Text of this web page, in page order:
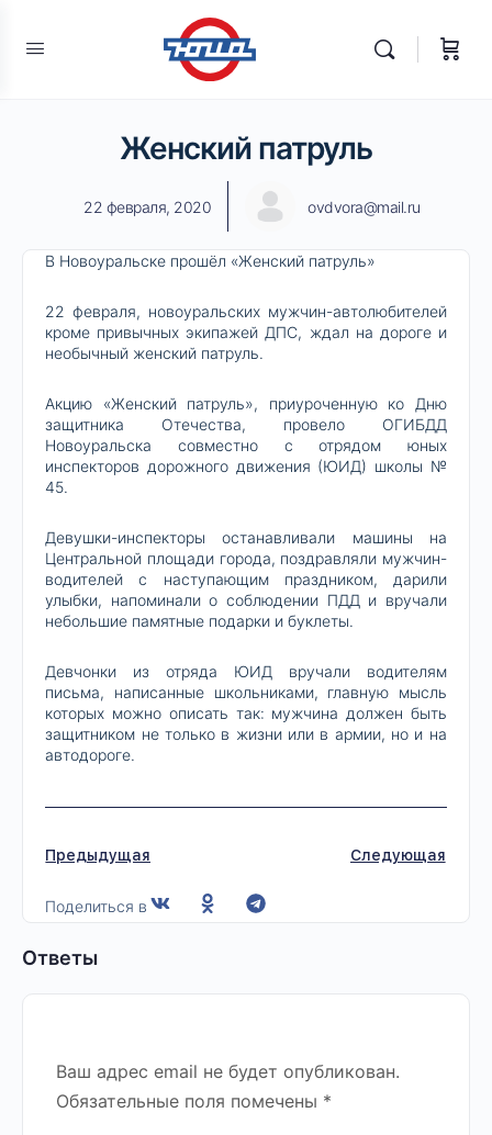
Женский патруль
22 февраля, 2020 ovdvora@mail.ru
В Новоуральске прошёл «Женский патруль»
22 февраля, новоуральских мужчин-автолюбителей
кроме привычных экипажей ДПС, ждал на дороге и
необычный женский патруль.
Акцию «Женский патруль», приуроченную ко Дню
защитника Отечества, провело ОГИБДД
Новоуральска совместно с отрядом юных
инспекторов дорожного движения (ЮИД) школы №
45.
Девушки-инспекторы останавливали машины на
Центральной площади города, поздравляли мужчин-
водителей с наступающим праздником, дарили
улыбки, напоминали о соблюдении ПДД и вручали
небольшие памятные подарки и буклеты.
Девчонки из отряда ЮИД вручали водителям
письма, написанные школьниками, главную мысль
которых можно описать так: мужчина должен быть
защитником не только в жизни или в армии, но и на
автодороге.
Предыдущая Следующая
Поделиться в
Ответы
Ваш адрес email не будет опубликован.
Обязательные поля помечены *